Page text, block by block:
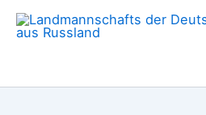
Zum
Inhalt